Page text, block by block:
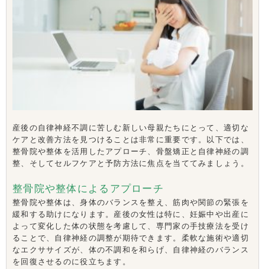
産後の自律神経不調に苦しむ新しい母親たちにとって、適切な
ケアと改善方法を見つけることは非常に重要です。以下では、
整骨院や整体を活用したアプローチ、骨盤矯正と自律神経の調
整、そしてセルフケアと予防方法に焦点を当ててみましょう。
整骨院や整体によるアプローチ
整骨院や整体は、身体のバランスを整え、筋肉や関節の緊張を
緩和する助けになります。産後の女性は特に、妊娠中や出産に
よって変化した体の状態を考慮して、専門家の手技療法を受け
ることで、自律神経の調整が期待できます。柔軟な施術や適切
なエクササイズが、体の不調和を和らげ、自律神経のバランス
を回復させるのに役立ちます。